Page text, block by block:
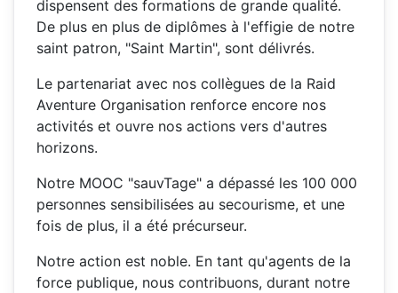
dispensent des formations de grande qualité.
De plus en plus de diplômes à l'effigie de notre
saint patron, "Saint Martin", sont délivrés.
Le partenariat avec nos collègues de la Raid
Aventure Organisation renforce encore nos
activités et ouvre nos actions vers d'autres
horizons.
Notre MOOC "sauvTage" a dépassé les 100 000
personnes sensibilisées au secourisme, et une
fois de plus, il a été précurseur.
Notre action est noble. En tant qu'agents de la
force publique, nous contribuons, durant notre